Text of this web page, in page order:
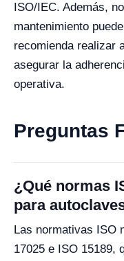
ISO/IEC. Además,
mantenimiento
recomienda realizar
asegurar la
operativa.
Preguntas
¿Qué normas
para
Las normativas ISO
17025 e ISO 15189,